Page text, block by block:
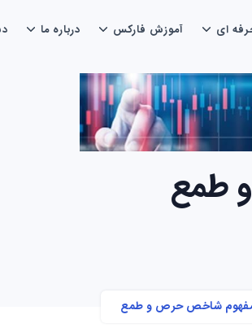
ای آموزش فارکس درباره ما
طمع
شاخص حرص و طمع